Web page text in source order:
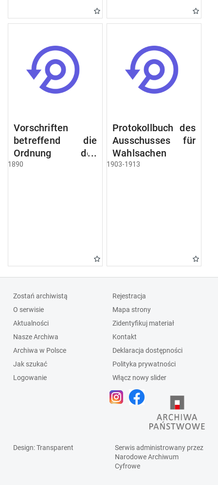
Raczyński! Schen
Bibliothek).
Vorschriften
betreffend die
Ordnung des
Geschäftsganges
1890
Protokollbuch des
Ausschusses für
Wahlsachen
1903-1913
Zostań archiwistą
O serwisie
Aktualności
Nasze Archiwa
Archiwa w Polsce
Jak szukać
Logowanie
Rejestracja
Mapa strony
Zidentyfikuj materiał
Kontakt
Deklaracja dostępności
Polityka prywatności
Włącz nowy slider
Design: Transparent
Serwis administrowany przez
Narodowe Archiwum
Cyfrowe